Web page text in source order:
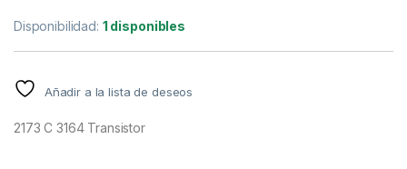
Disponibilidad: 1 disponibles
Añadir a la lista de deseos
2173 C 3164 Transistor